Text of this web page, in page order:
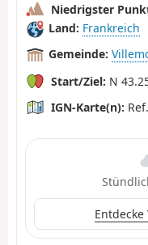
Niedrigster
Land: Frankreich
Gemeinde:
Start/Ziel: N
IGN-Karte(n):